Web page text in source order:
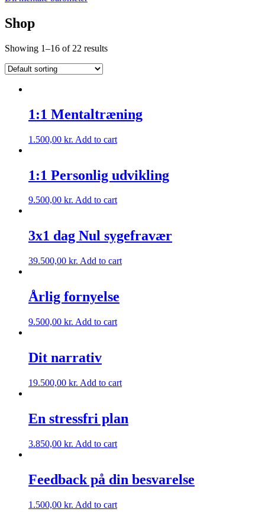
Shop
Showing 1–16 of 22 results
1:1 Mentaltræning
1.500,00 kr. Add to cart
1:1 Personlig udvikling
9.500,00 kr. Add to cart
3x1 dag Nul sygefravær
39.500,00 kr. Add to cart
Årlig fornyelse
9.500,00 kr. Add to cart
Dit narrativ
19.500,00 kr. Add to cart
En stressfri plan
3.850,00 kr. Add to cart
Feedback på din besvarelse
1.500,00 kr. Add to cart